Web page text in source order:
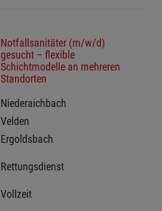
Notfallsanitäter (m/w/d)
gesucht – flexible
Schichtmodelle an mehreren
Standorten
Niederaichbach
Velden
Ergoldsbach
Rettungsdienst
Vollzeit